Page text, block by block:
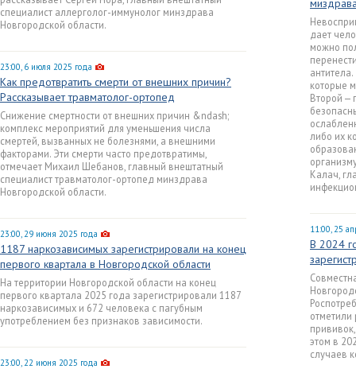
специалист аллерголог-иммунолог минздрава
Новгородской области.
23:00, 6 июля 2025 года
Как предотвратить смерти от внешних причин?
Рассказывает травматолог-ортопед
Снижение смертности от внешних причин &ndash;
комплекс мероприятий для уменьшения числа
смертей, вызванных не болезнями, а внешними
факторами. Эти смерти часто предотвратимы,
отмечает Михаил Шебанов, главный внештатный
специалист травматолог-ортопед минздрава
Новгородской области.
23:00, 29 июня 2025 года
1187 наркозависимых зарегистрировали на конец
первого квартала в Новгородской области
На территории Новгородской области на конец
первого квартала 2025 года зарегистрировали 1187
наркозависимых и 672 человека с пагубным
употреблением без признаков зависимости.
23:00, 22 июня 2025 года
дает
можно
которые
Второй —
либо их
Калач,
11:00, 25
В 2024
отметили
этом в
случаев